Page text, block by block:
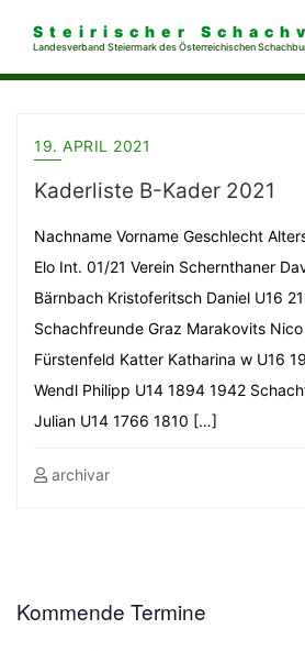
Steirischer
Landesverband Steiermark des Österreichischen
19. APRIL 2021
Kaderliste B-Kader 2021
Nachname Vorname Geschlecht
Elo Int. 01/21 Verein Schernthaner
Bärnbach Kristoferitsch Daniel U16
Schachfreunde Graz Marakovits
Fürstenfeld Katter Katharina w U16
Wendl Philipp U14 1894 1942
Julian U14 1766 1810 […]
archivar
Kommende Termine